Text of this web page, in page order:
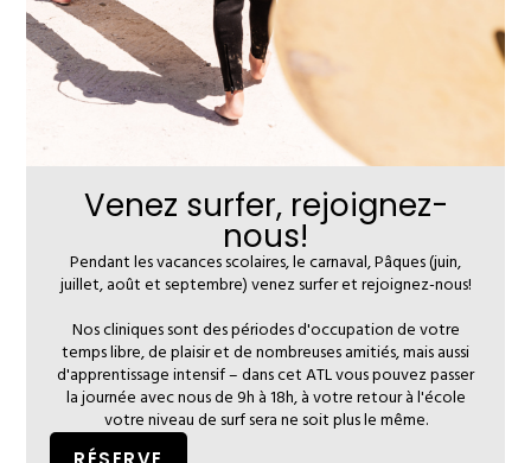
Venez surfer, rejoignez-
nous!
Pendant les vacances scolaires, le carnaval, Pâques (juin,
juillet, août et septembre) venez surfer et rejoignez-nous!
Nos cliniques sont des périodes d'occupation de votre
temps libre, de plaisir et de nombreuses amitiés, mais aussi
d'apprentissage intensif – dans cet ATL vous pouvez passer
la journée avec nous de 9h à 18h, à votre retour à l'école
votre niveau de surf sera ne soit plus le même.